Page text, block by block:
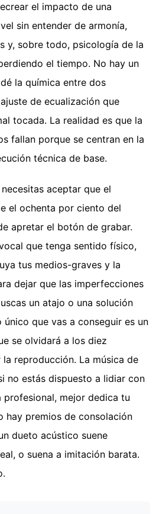
el impacto de una
sin entender de armonía,
y, sobre todo, psicología de la
el tiempo. No hay un
la química entre dos
de ecualización que
tocada. La realidad es que la
fallan porque se centran en la
técnica de base.
aceptar que el
el ochenta por ciento del
apretar el botón de grabar.
que tenga sentido físico,
tus medios-graves y la
dejar que las imperfecciones
un atajo o una solución
que vas a conseguir es un
se olvidará a los diez
reproducción. La música de
no estás dispuesto a lidiar con
profesional, mejor dedica tu
hay premios de consolación
dueto acústico suene
o suena a imitación barata.